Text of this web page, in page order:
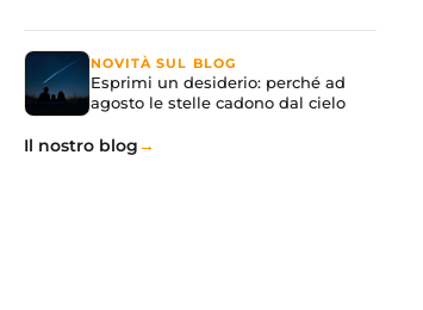
NOVITÀ SUL BLOG
Esprimi un desiderio: perché ad
agosto le stelle cadono dal cielo
Il nostro blog